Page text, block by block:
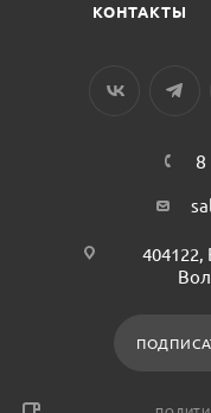
КОНТАКТЫ
8
404122,